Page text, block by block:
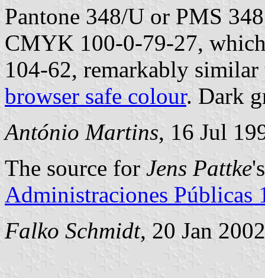
Pantone 348/U or PMS
CMYK 100-0-79-27,
104-62, remarkably
browser safe colour. Dark
António Martins, 16 Jul
The source for Jens Pattke
Administraciones Públicas
Falko Schmidt, 20 Jan 2002